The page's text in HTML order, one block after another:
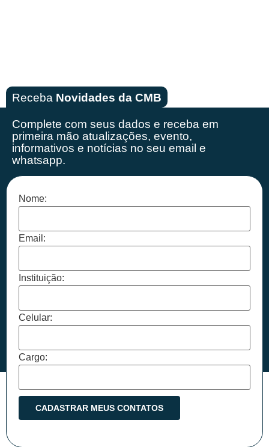
Receba Novidades da CMB
Complete com seus dados e receba em
primeira mão atualizações, evento,
informativos e notícias no seu email e
whatsapp.
Nome:
Email:
Instituição:
Celular:
Cargo: